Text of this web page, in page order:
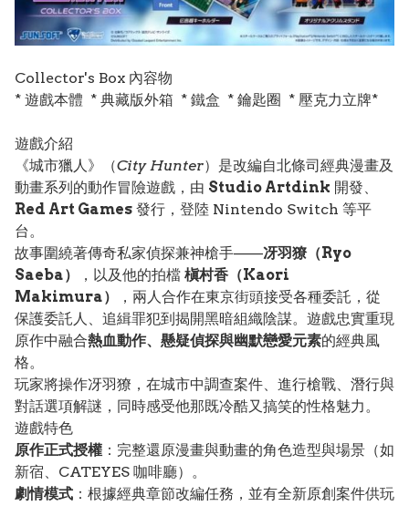
Collector's Box 內容物
* 遊戲本體 * 典藏版外箱 * 鐵盒 * 鑰匙圈 * 壓克力立牌*
遊戲介紹
《城市獵人》（City Hunter）是改編自北條司經典漫畫及
動畫系列的動作冒險遊戲，由 Studio Artdink 開發、
Red Art Games 發行，登陸 Nintendo Switch 等平
台。
故事圍繞著傳奇私家偵探兼神槍手——冴羽獠（Ryo
Saeba）
，以及他的拍檔 槇村香（Kaori
Makimura）
，兩人合作在東京街頭接受各種委託，從
保護委託人、追緝罪犯到揭開黑暗組織陰謀。遊戲忠實重現
原作中融合熱血動作、懸疑偵探與幽默戀愛元素的經典風
格。
玩家將操作冴羽獠，在城市中調查案件、進行槍戰、潛行與
對話選項解謎，同時感受他那既冷酷又搞笑的性格魅力。
遊戲特色
原作正式授權 ：完整還原漫畫與動畫的角色造型與場景（如
新宿、CATEYES 咖啡廳）。
劇情模式 ：根據經典章節改編任務，並有全新原創案件供玩